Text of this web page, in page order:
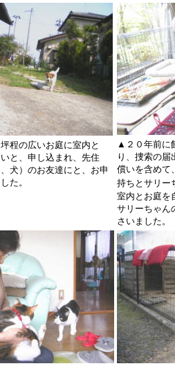
程の広いお庭に室内と
と、申し込まれ、先住
犬）のお友達にと、お申
た。
▲２０年前に
り、捜索の届
償いを含めて
持ちとサリー
室内とお庭を
サリーちゃん
さいました。